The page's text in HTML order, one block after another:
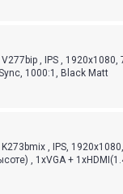
V277bip , IPS ,
1000:1, Black Matt
K273bmix , IPS,
, 1xVGA +